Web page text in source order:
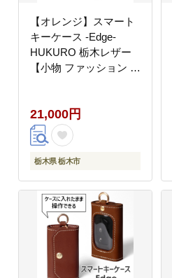
【オレンジ】スマート
キーケース -Edge-
HUKURO 栃木レザー
【小物 ファッション 人
21,000円
栃木県 栃木市